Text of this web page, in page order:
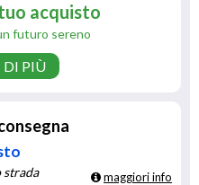
acquisto
futuro sereno
DI PIÙ
maggiori info